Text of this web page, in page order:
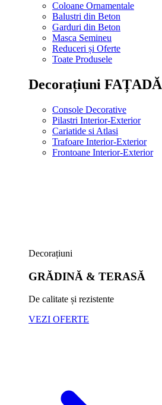
Coloane Ornamentale
Balustri din Beton
Garduri din Beton
Masca Semineu
Reduceri și Oferte
Toate Produsele
Decorațiuni FAȚADĂ
Console Decorative
Pilastri Interior-Exterior
Cariatide si Atlasi
Trafoare Interior-Exterior
Frontoane Interior-Exterior
Decorațiuni
GRĂDINĂ & TERASĂ
De calitate și rezistente
VEZI OFERTE